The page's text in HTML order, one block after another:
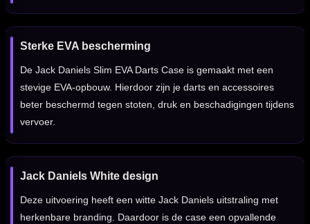
Sterke EVA bescherming
De Jack Daniels Slim EVA Darts Case is gemaakt met een
stevige EVA-opbouw. Hierdoor zijn je darts en accessoires
beter beschermd tegen stoten, druk en beschadigingen tijdens
vervoer.
Jack Daniels White design
Deze uitvoering heeft een witte Jack Daniels uitstraling met
herkenbare branding. Daardoor is de case een opvallende